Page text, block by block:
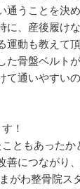
うことを決
、産後履け
運動も教えて
骨盤ベルト
て通いやすい
！
ともあったか
善につながり
がわ整骨院ス